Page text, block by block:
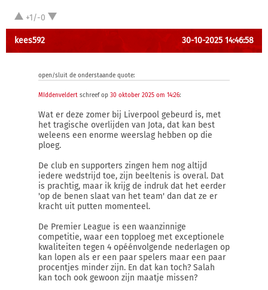
+1/-0
kees592 30-10-2025 14:46:58
open/sluit de onderstaande quote:
MIddenveldert schreef op 30 oktober 2025 om 14:26:
Wat er deze zomer bij Liverpool gebeurd is, met
het tragische overlijden van Jota, dat kan best
weleens een enorme weerslag hebben op die
ploeg.
De club en supporters zingen hem nog altijd
iedere wedstrijd toe, zijn beeltenis is overal. Dat
is prachtig, maar ik krijg de indruk dat het eerder
'op de benen slaat van het team' dan dat ze er
kracht uit putten momenteel.
De Premier League is een waanzinnige
competitie, waar een topploeg met exceptionele
kwaliteiten tegen 4 opéénvolgende nederlagen op
kan lopen als er een paar spelers maar een paar
procentjes minder zijn. En dat kan toch? Salah
kan toch ook gewoon zijn maatje missen?